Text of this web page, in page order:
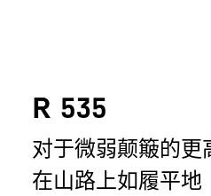
R 535
对于微弱颠簸的更
在山路上如履平地